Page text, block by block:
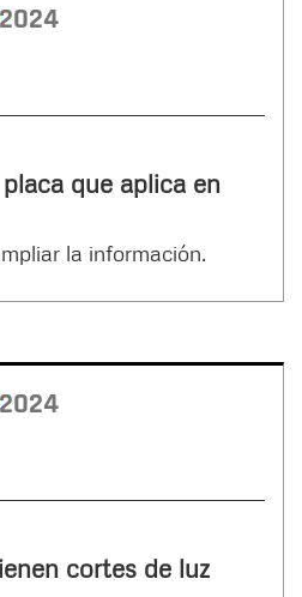
2024
que aplica en
la información.
2024
cortes de luz